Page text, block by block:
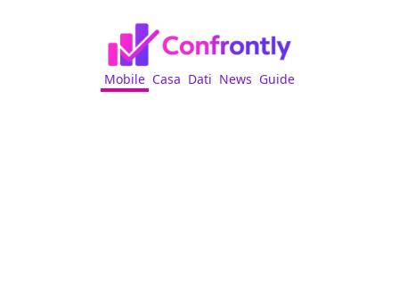
Mobile Casa Dati News Guide